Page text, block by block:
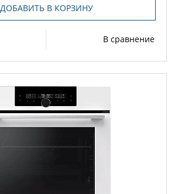
ДОБАВИТЬ В КОРЗИНУ
В сравнение